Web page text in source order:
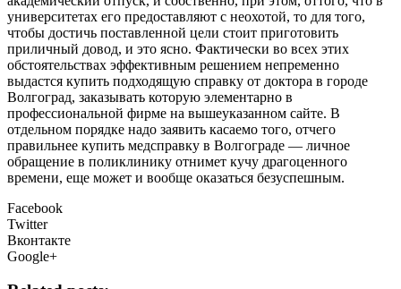
университетах его предоставляют с неохотой, то для того,
чтобы достичь поставленной цели стоит приготовить
приличный довод, и это ясно. Фактически во всех этих
обстоятельствах эффективным решением непременно
выдастся купить подходящую справку от доктора в городе
Волгоград, заказывать которую элементарно в
профессиональной фирме на вышеуказанном сайте. В
отдельном порядке надо заявить касаемо того, отчего
правильнее купить медсправку в Волгограде — личное
обращение в поликлинику отнимет кучу драгоценного
времени, еще может и вообще оказаться безуспешным.
Facebook
Twitter
Вконтакте
Google+